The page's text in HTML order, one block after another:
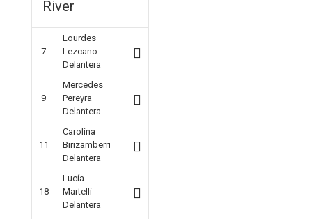
River
7
Lourdes
Lezcano
Delantera
9
Mercedes
Pereyra
Delantera
11
Carolina
Birizamberri
Delantera
18
Lucía
Martelli
Delantera